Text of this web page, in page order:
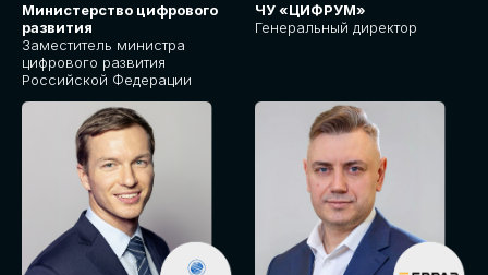
Министерство цифрового
развития
Заместитель министра
цифрового развития
Российской Федерации
ЧУ «ЦИФРУМ»
Генеральный директор